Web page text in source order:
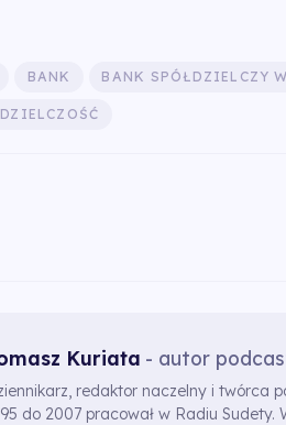
BANK BANK SPÓŁDZIELCZY
Kuriata - autor
redaktor naczelny i twórca
do 2007 pracował w Radiu Sudety.